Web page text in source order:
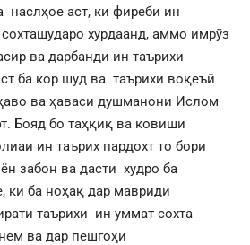
наслҳое аст, ки фиреби ин
хурдаанд, аммо имрӯз
ва дарбанди ин таърихи
ба кор шуд ва таърихи воқеъӣ
ва ҳаваси душманони Ислом
Бояд бо таҳқиқ ва ковиши
ин таърих пардохт то бори
забон ва дасти худро ба
ки ба ноҳақ дар мавриди
таърихи ин уммат сохта
ва дар пешгоҳи